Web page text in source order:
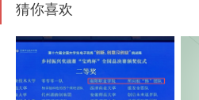
猜你喜欢